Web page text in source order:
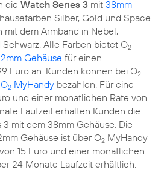
die Watch Series 3 mit 38mm
Silber, Gold und Space
mit dem Armband in Nebel,
Schwarz. Alle Farben bietet O2
Gehäuse für einen
Euro an. Kunden können bei O2
O2 MyHandy bezahlen. Für eine
und einer monatlichen Rate von
Laufzeit erhalten Kunden die
mit dem 38mm Gehäuse. Die
Gehäuse ist über O2 MyHandy
15 Euro und einer monatlichen
24 Monate Laufzeit erhältlich.